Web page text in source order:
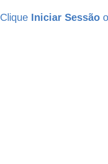
Clique Iniciar Sessão